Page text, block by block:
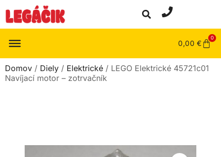
0,00 €
0
Domov / Diely / Elektrické / LEGO Elektrické 45721c01
Navíjací motor – zotrvačník